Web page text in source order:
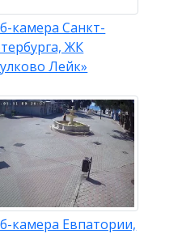
камера Санкт-
ЖК
Лейк»
камера Евпатории,